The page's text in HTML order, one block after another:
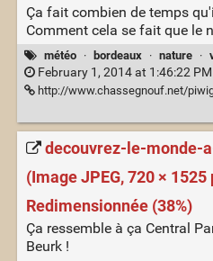
Ça fait combien de temps
Comment cela se fait que le
météo · bordeaux · nature ·
February 1, 2014 at 1:46:22 PM
http://www.chassegnouf.net/
decouvrez-le-monde-
(Image JPEG, 720 ×
Redimensionnée (38%)
Ça ressemble à ça Central
Beurk !